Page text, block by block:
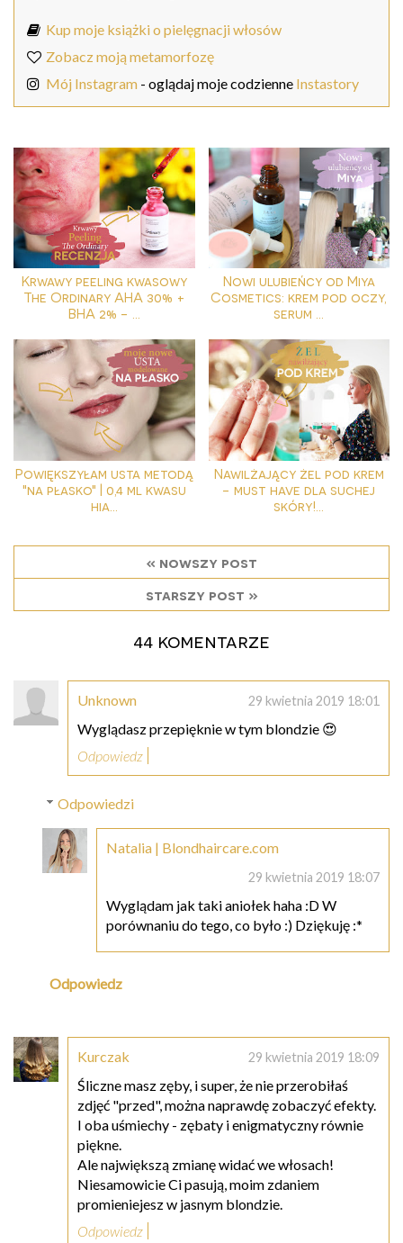
Kup moje książki o pielęgnacji włosów
Zobacz moją metamorfozę
Mój Instagram - oglądaj moje codzienne Instastory
Krwawy peeling kwasowy
The Ordinary AHA 30% +
BHA 2% - ...
Nowi ulubieńcy od Miya
Cosmetics: krem pod oczy,
serum ...
Powiększyłam usta metodą
"na płasko" | 0,4 ml kwasu
hia...
Nawilżający żel pod krem
- must have dla suchej
skóry!...
« nowszy post
starszy post »
44 komentarze
Unknown 29 kwietnia 2019 18:01
Wyglądasz przepięknie w tym blondzie 😍
Odpowiedz
Odpowiedzi
Natalia | Blondhaircare.com
29 kwietnia 2019 18:07
Wyglądam jak taki aniołek haha :D W
porównaniu do tego, co było :) Dziękuję :*
Odpowiedz
Kurczak 29 kwietnia 2019 18:09
Śliczne masz zęby, i super, że nie przerobiłaś
zdjęć "przed", można naprawdę zobaczyć efekty.
I oba uśmiechy - zębaty i enigmatyczny równie
piękne.
Ale największą zmianę widać we włosach!
Niesamowicie Ci pasują, moim zdaniem
promieniejesz w jasnym blondzie.
Odpowiedz